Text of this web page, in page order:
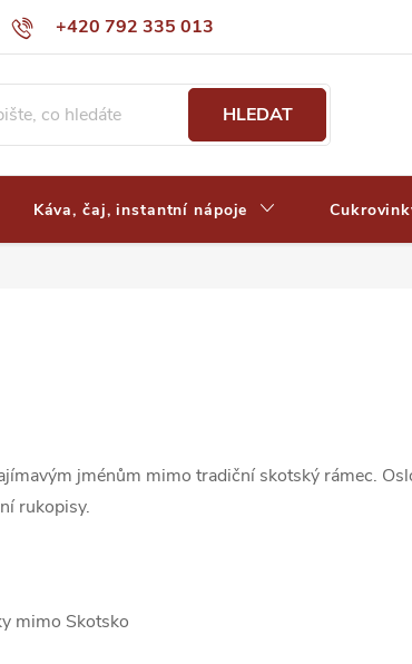
+420 792 335 013
místa a ceny dopravy Často kladené otázky
HLEDAT
Káva, čaj, instantní nápoje
jménům mimo tradiční skotský rámec.
rukopisy.
mimo Skotsko